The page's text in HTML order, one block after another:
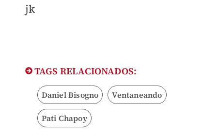
jk
TAGS RELACIONADOS:
Daniel Bisogno Ventaneando
Pati Chapoy